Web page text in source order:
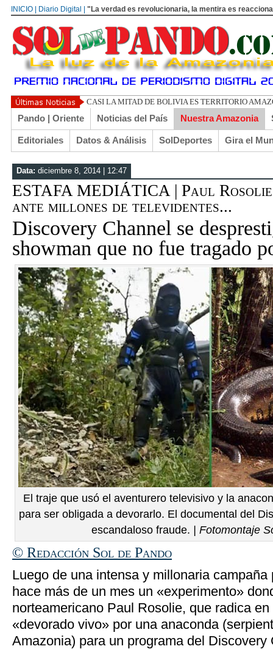
INICIO | Diario Digital | "La verdad es revolucionaria, la mentira es
UN LIBERTARIO LLAMADO EL TURI
Pando | Oriente Noticias del País Nuestra Amazonia
Editoriales Datos & Análisis SolDeportes Gira el
Data: diciembre 8, 2014 | 12:47
ESTAFA MEDIÁTICA | Paul
ante millones de televidentes...
Discovery Channel se
showman que no fue tragado
El traje que usó el aventurero televisivo y la
para ser obligada a devorarlo. El documental del
escandaloso fraude.
| Fotomontaje
© Redacción Sol de Pando
Luego de una intensa y millonaria
hace más de un mes un «experimento»
norteamericano Paul Rosolie, que radica
«devorado vivo» por una anaconda
Amazonia) para un programa del Discovery